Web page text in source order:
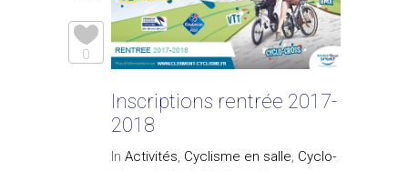
0
Inscriptions rentrée 2017-
2018
In Activités, Cyclisme en salle, Cyclo-